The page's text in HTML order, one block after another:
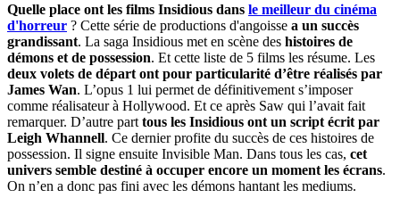
Quelle place ont les films Insidious dans le meilleur du cinéma
d'horreur ? Cette série de productions d'angoisse a un succès
grandissant. La saga Insidious met en scène des histoires de
démons et de possession. Et cette liste de 5 films les résume. Les
deux volets de départ ont pour particularité d’être réalisés par
James Wan. L’opus 1 lui permet de définitivement s’imposer
comme réalisateur à Hollywood. Et ce après Saw qui l’avait fait
remarquer. D’autre part tous les Insidious ont un script écrit par
Leigh Whannell. Ce dernier profite du succès de ces histoires de
possession. Il signe ensuite Invisible Man. Dans tous les cas, cet
univers semble destiné à occuper encore un moment les écrans.
On n’en a donc pas fini avec les démons hantant les mediums.